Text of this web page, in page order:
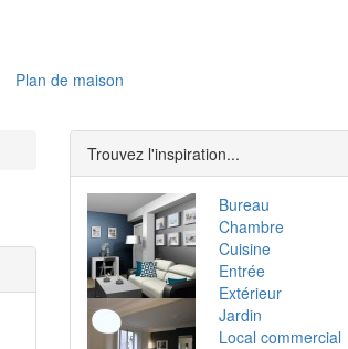
Plan de maison
Trouvez l'inspiration...
Bureau
Chambre
Cuisine
Entrée
Extérieur
Jardin
Local commercial